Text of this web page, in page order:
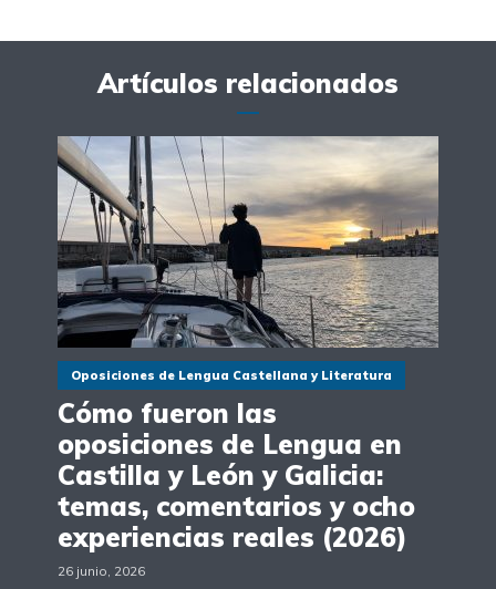
Artículos relacionados
Oposiciones de Lengua Castellana y Literatura
Cómo fueron las
oposiciones de Lengua en
Castilla y León y Galicia:
temas, comentarios y ocho
experiencias reales (2026)
26 junio, 2026